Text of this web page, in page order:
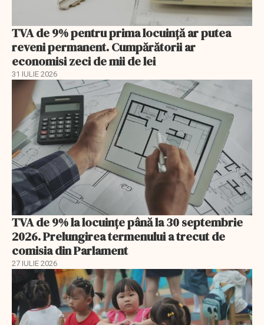
TVA de 9% pentru prima locuință ar putea
reveni permanent. Cumpărătorii ar
economisi zeci de mii de lei
31 IULIE 2026
TVA de 9% la locuințe până la 30 septembrie
2026. Prelungirea termenului a trecut de
comisia din Parlament
27 IULIE 2026